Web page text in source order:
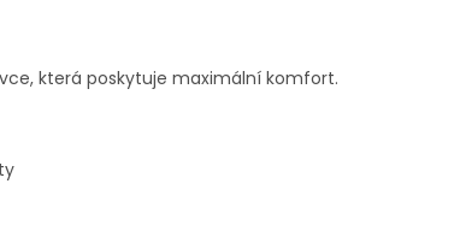
která poskytuje maximální komfort.